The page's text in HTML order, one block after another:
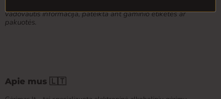
vadovautis informacija, pateikta ant gaminio etiketės ar
pakuotės.
Apie mus 🇱🇹